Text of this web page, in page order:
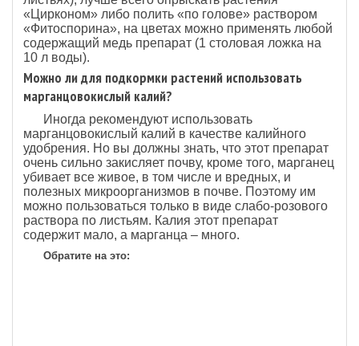
«Цирконом» либо полить «по голове» раствором
«Фитоспорина», на цветах можно применять любой
содержащий медь препарат (1 столовая ложка на
10 л воды).
Можно ли для подкормки растений использовать
марганцовокислый калий?
Иногда рекомендуют использовать
марганцовокислый калий в качестве калийного
удобрения. Но вы должны знать, что этот препарат
очень сильно закисляет почву, кроме того, марганец
убивает все живое, в том числе и вредных, и
полезных микроорганизмов в почве. Поэтому им
можно пользоваться только в виде слабо-розового
раствора по листьям. Калия этот препарат
содержит мало, а марганца – много.
Обратите на это: